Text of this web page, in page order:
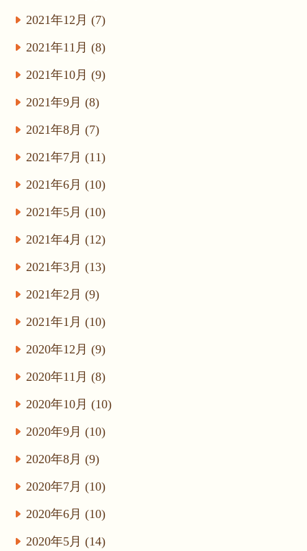
2021年12月 (7)
2021年11月 (8)
2021年10月 (9)
2021年9月 (8)
2021年8月 (7)
2021年7月 (11)
2021年6月 (10)
2021年5月 (10)
2021年4月 (12)
2021年3月 (13)
2021年2月 (9)
2021年1月 (10)
2020年12月 (9)
2020年11月 (8)
2020年10月 (10)
2020年9月 (10)
2020年8月 (9)
2020年7月 (10)
2020年6月 (10)
2020年5月 (14)